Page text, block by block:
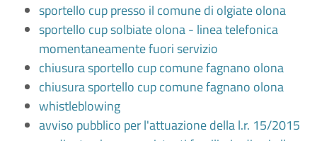
sportello cup presso il comune di olgiate olona
sportello cup solbiate olona - linea telefonica
momentaneamente fuori servizio
chiusura sportello cup comune fagnano olona
chiusura sportello cup comune fagnano olona
whistleblowing
avviso pubblico per l'attuazione della l.r. 15/2015